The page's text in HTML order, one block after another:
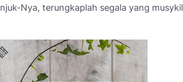
Nya, terungkaplah segala yang musykil